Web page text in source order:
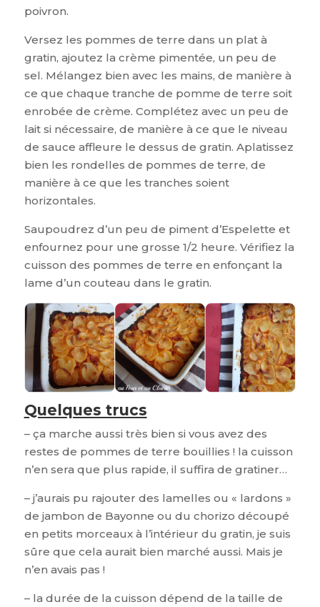
poivron.
Versez les pommes de terre dans un plat à
gratin, ajoutez la crème pimentée, un peu de
sel. Mélangez bien avec les mains, de manière à
ce que chaque tranche de pomme de terre soit
enrobée de crème. Complétez avec un peu de
lait si nécessaire, de manière à ce que le niveau
de sauce affleure le dessus de gratin. Aplatissez
bien les rondelles de pommes de terre, de
manière à ce que les tranches soient
horizontales.
Saupoudrez d’un peu de piment d’Espelette et
enfournez pour une grosse 1/2 heure. Vérifiez la
cuisson des pommes de terre en enfonçant la
lame d’un couteau dans le gratin.
Quelques trucs
– ça marche aussi très bien si vous avez des
restes de pommes de terre bouillies ! la cuisson
n’en sera que plus rapide, il suffira de gratiner…
– j’aurais pu rajouter des lamelles ou « lardons »
de jambon de Bayonne ou du chorizo découpé
en petits morceaux à l’intérieur du gratin, je suis
sûre que cela aurait bien marché aussi. Mais je
n’en avais pas !
– la durée de la cuisson dépend de la taille de